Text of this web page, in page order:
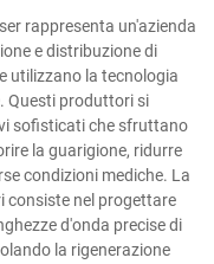
rappresenta un'azienda
e distribuzione di
utilizzano la tecnologia
Questi produttori si
sofisticati che sfruttano
la guarigione, ridurre
condizioni mediche. La
consiste nel progettare
d'onda precise di
la rigenerazione